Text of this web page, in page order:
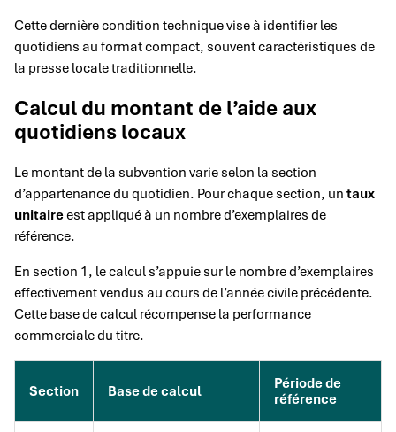
Cette dernière condition technique vise à identifier les
quotidiens au format compact, souvent caractéristiques de
la presse locale traditionnelle.
Calcul du montant de l’aide aux
quotidiens locaux
Le montant de la subvention varie selon la section
d’appartenance du quotidien. Pour chaque section, un taux
unitaireest appliqué à un nombre d’exemplaires de
référence.
En section 1, le calcul s’appuie sur le nombre d’exemplaires
effectivement vendus au cours de l’année civile précédente.
Cette base de calcul récompense la performance
commerciale du titre.
Section Base de calcul
Période de
référence